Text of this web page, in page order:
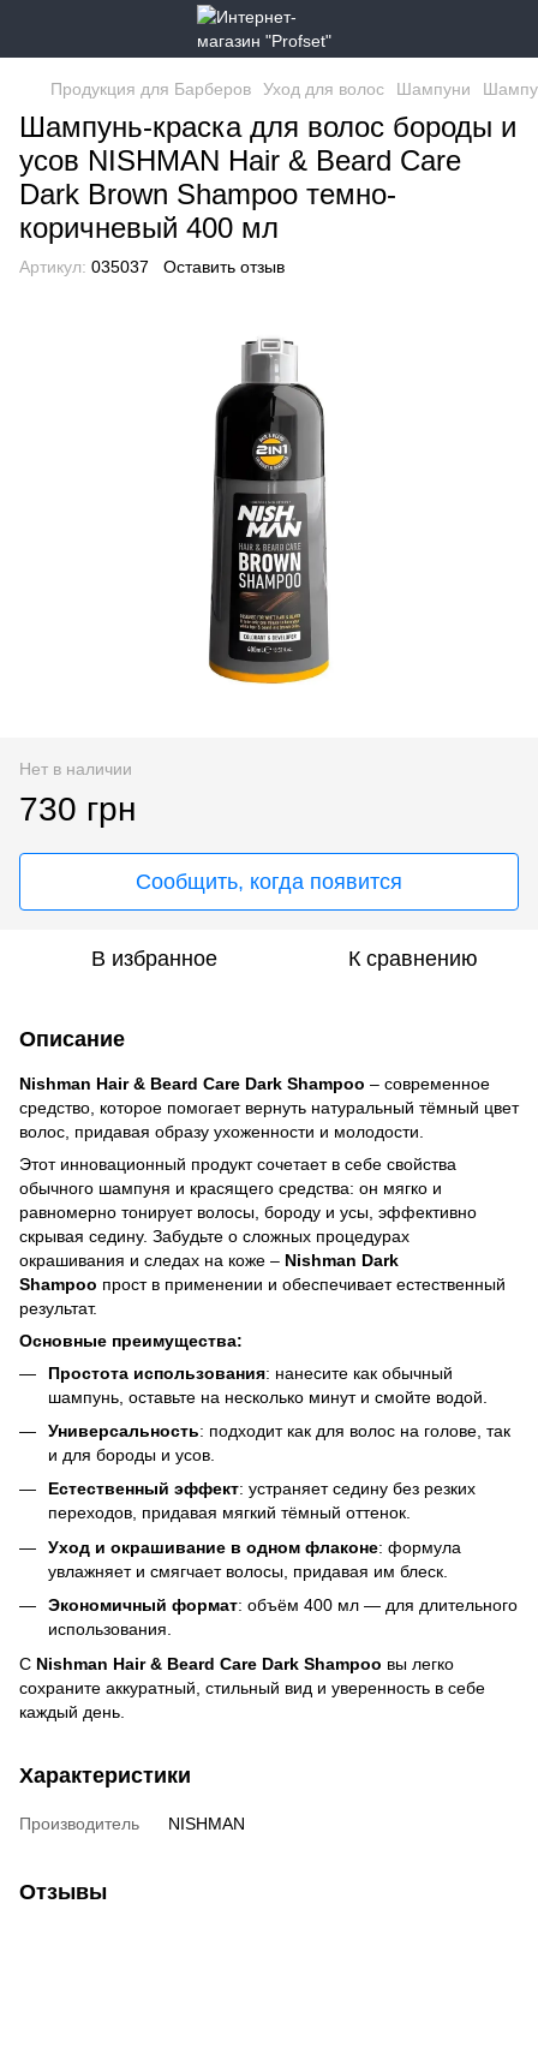
Продукция для Барберов Уход для волос Шампуни
Шампунь-краска для волос бороды и
усов NISHMAN Hair & Beard Care
Dark Brown Shampoo темно-
коричневый 400 мл
Артикул: 035037 Оставить отзыв
Нет в наличии
730 грн
Сообщить, когда появится
В избранное К сравнению
Описание
Nishman Hair & Beard Care Dark Shampoo – современное
средство, которое помогает вернуть натуральный тёмный цвет
волос, придавая образу ухоженности и молодости.
Этот инновационный продукт сочетает в себе свойства
обычного шампуня и красящего средства: он мягко и
равномерно тонирует волосы, бороду и усы, эффективно
скрывая седину. Забудьте о сложных процедурах
окрашивания и следах на коже – Nishman Dark
Shampoo прост в применении и обеспечивает естественный
результат.
Основные преимущества:
Простота использования: нанесите как обычный
шампунь, оставьте на несколько минут и смойте водой.
Универсальность: подходит как для волос на голове, так
и для бороды и усов.
Естественный эффект: устраняет седину без резких
переходов, придавая мягкий тёмный оттенок.
Уход и окрашивание в одном флаконе: формула
увлажняет и смягчает волосы, придавая им блеск.
Экономичный формат: объём 400 мл — для длительного
использования.
С Nishman Hair & Beard Care Dark Shampoo вы легко
сохраните аккуратный, стильный вид и уверенность в себе
каждый день.
Характеристики
Производитель NISHMAN
Отзывы